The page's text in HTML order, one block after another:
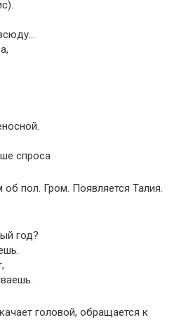
спроса
пол. Гром. Появляется Талия.
год?
головой, обращается к